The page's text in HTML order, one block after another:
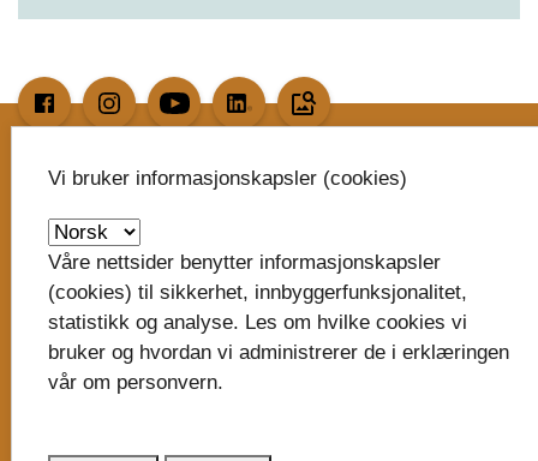
image_search
Skriv til oss
Vestfold fylkeskommune
Postboks 1213
Trudvang
3105 Tønsberg
post@vestfoldfylke.no
Vi bruker informasjonskapsler (cookies)
Våre nettsider benytter informasjonskapsler
(cookies) til sikkerhet, innbyggerfunksjonalitet,
statistikk og analyse. Les om hvilke cookies vi
bruker og hvordan vi administrerer de i erklæringen
vår om personvern.